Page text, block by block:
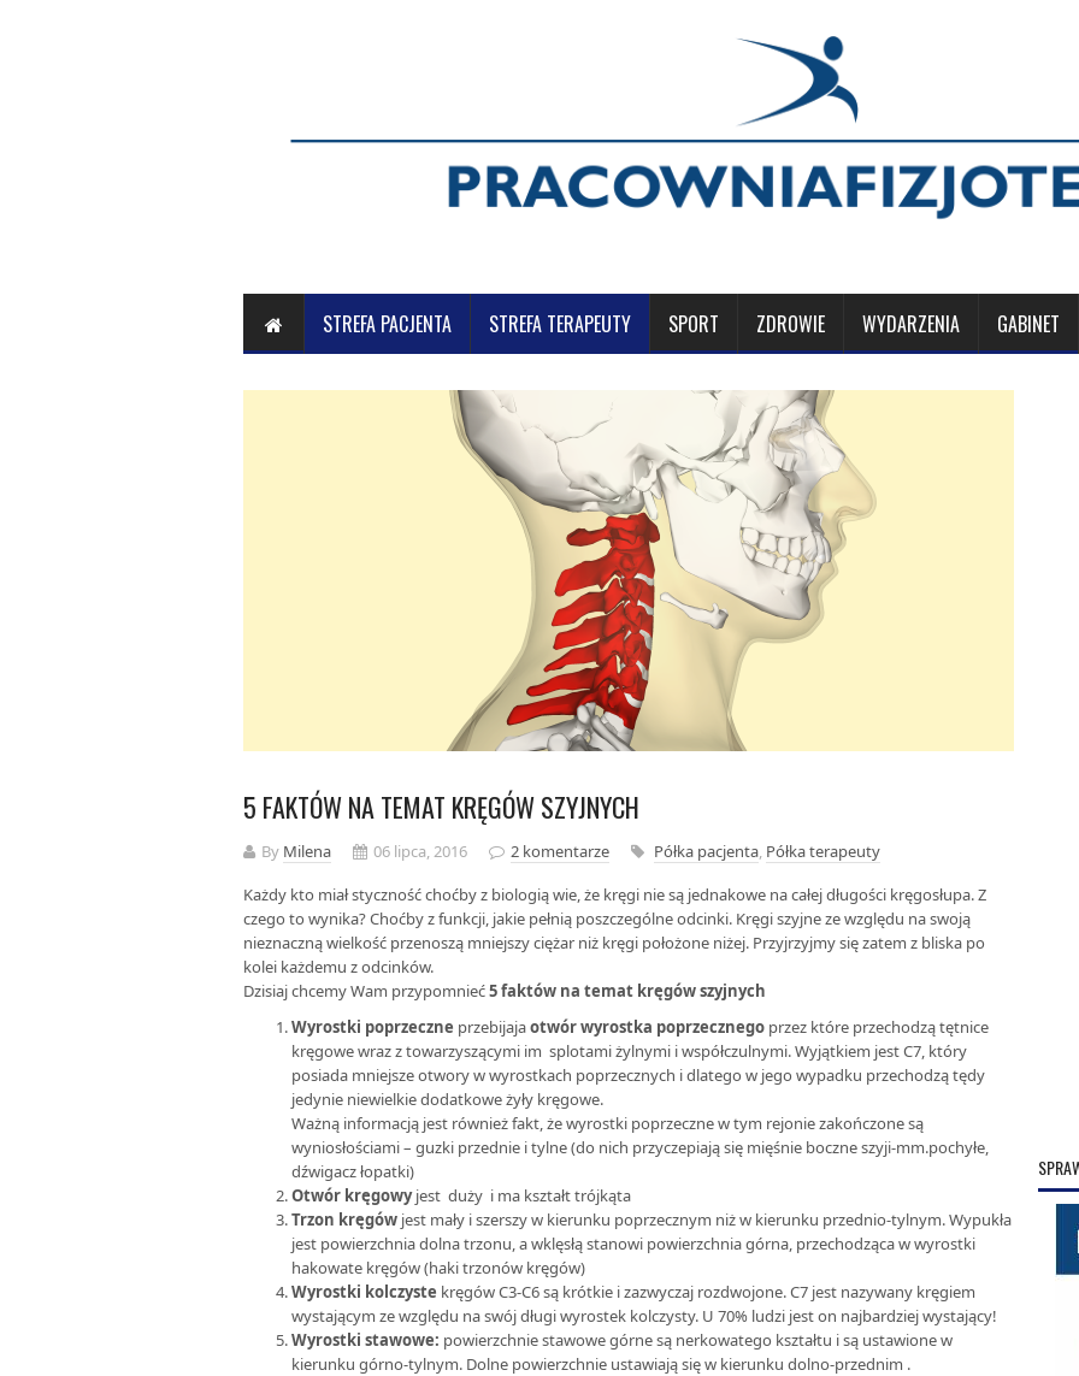
STREFA PACJENTA STREFA TERAPEUTY SPORT ZDROWIE WYDARZENIA GABINET
5 FAKTÓW NA TEMAT KRĘGÓW SZYJNYCH
By Milena 06 lipca, 2016 2 komentarze Półka pacjenta Półka terapeuty
Każdy kto miał styczność choćby z biologią wie, że kręgi nie są jednakowe na całej długości kręgosłupa. Z
czego to wynika? Choćby z funkcji, jakie pełnią poszczególne odcinki. Kręgi szyjne ze względu na swoją
nieznaczną wielkość przenoszą mniejszy ciężar niż kręgi położone niżej. Przyjrzyjmy się zatem z bliska po
kolei każdemu z odcinków.
Dzisiaj chcemy Wam przypomnieć5 faktów na temat kręgów szyjnych
Wyrostki poprzeczne przebijajaotwór wyrostka poprzecznego przez które przechodzą tętnice
kręgowe wraz z towarzyszącymi im splotami żylnymi i współczulnymi. Wyjątkiem jest C7, który
posiada mniejsze otwory w wyrostkach poprzecznych i dlatego w jego wypadku przechodzą tędy
jedynie niewielkie dodatkowe żyły kręgowe.
Ważną informacją jest również fakt, że wyrostki poprzeczne w tym rejonie zakończone są
wyniosłościami – guzki przednie i tylne (do nich przyczepiają się mięśnie boczne szyji-mm.pochyłe,
dźwigacz łopatki)
Otwór kręgowyjest duży i ma kształt trójkąta
Trzon kręgów jest mały i szerszy w kierunku poprzecznym niż w kierunku przednio-tylnym. Wypukła
jest powierzchnia dolna trzonu, a wklęsłą stanowi powierzchnia górna, przechodząca w wyrostki
hakowate kręgów (haki trzonów kręgów)
Wyrostki kolczyste kręgów C3-C6 są krótkie i zazwyczaj rozdwojone. C7 jest nazywany kręgiem
wystającym ze względu na swój długi wyrostek kolczysty. U 70% ludzi jest on najbardziej wystający!
Wyrostki stawowe: powierzchnie stawowe górne są nerkowatego kształtu i są ustawione w
kierunku górno-tylnym. Dolne powierzchnie ustawiają się w kierunku dolno-przednim .